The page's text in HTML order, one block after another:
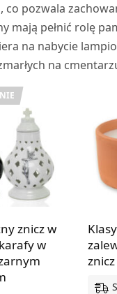
pozwala
mają pełnić rolę
na nabycie
na
znicz w
w